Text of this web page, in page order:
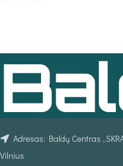
Adresas: Baldų Centras
Vilnius